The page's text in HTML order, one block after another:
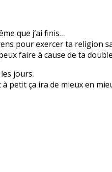
que j’ai finis…
pour exercer ta religion
faire à cause de ta
jours.
petit ça ira de mieux en